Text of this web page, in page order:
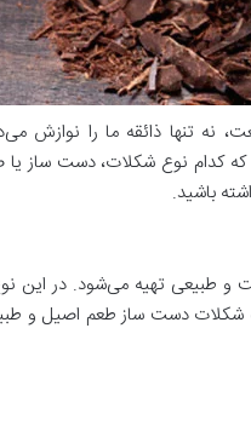
تنها ذائقه ما را نوازش
کدام نوع شکلات، دست‌ ساز
باشید.
و طبیعی تهیه می‌شود. در این
شکلات دست‌ ساز طعم اصیل و